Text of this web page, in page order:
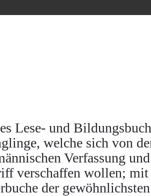
Lese- und
welche sich von
Verfassung
verschaffen wollen; mit
der